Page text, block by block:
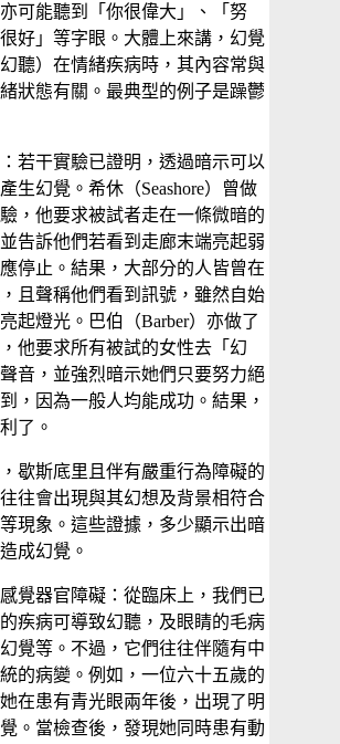
可能聽到「你很偉大」、「努
好」等字眼。大體上來講，幻覺
幻聽）在情緒疾病時，其內容常與
狀態有關。最典型的例子是躁鬱
若干實驗已證明，透過暗示可以
生幻覺。希休（Seashore）曾做
，他要求被試者走在一條微暗的
告訴他們若看到走廊末端亮起弱
停止。結果，大部分的人皆曾在
且聲稱他們看到訊號，雖然自始
起燈光。巴伯（Barber）亦做了
他要求所有被試的女性去「幻
音，並強烈暗示她們只要努力絕
，因為一般人均能成功。結果，
了。
歇斯底里且伴有嚴重行為障礙的
往會出現與其幻想及背景相符合
現象。這些證據，多少顯示出暗
成幻覺。
覺器官障礙：從臨床上，我們已
疾病可導致幻聽，及眼睛的毛病
覺等。不過，它們往往伴隨有中
的病變。例如，一位六十五歲的
在患有青光眼兩年後，出現了明
。當檢查後，發現她同時患有動